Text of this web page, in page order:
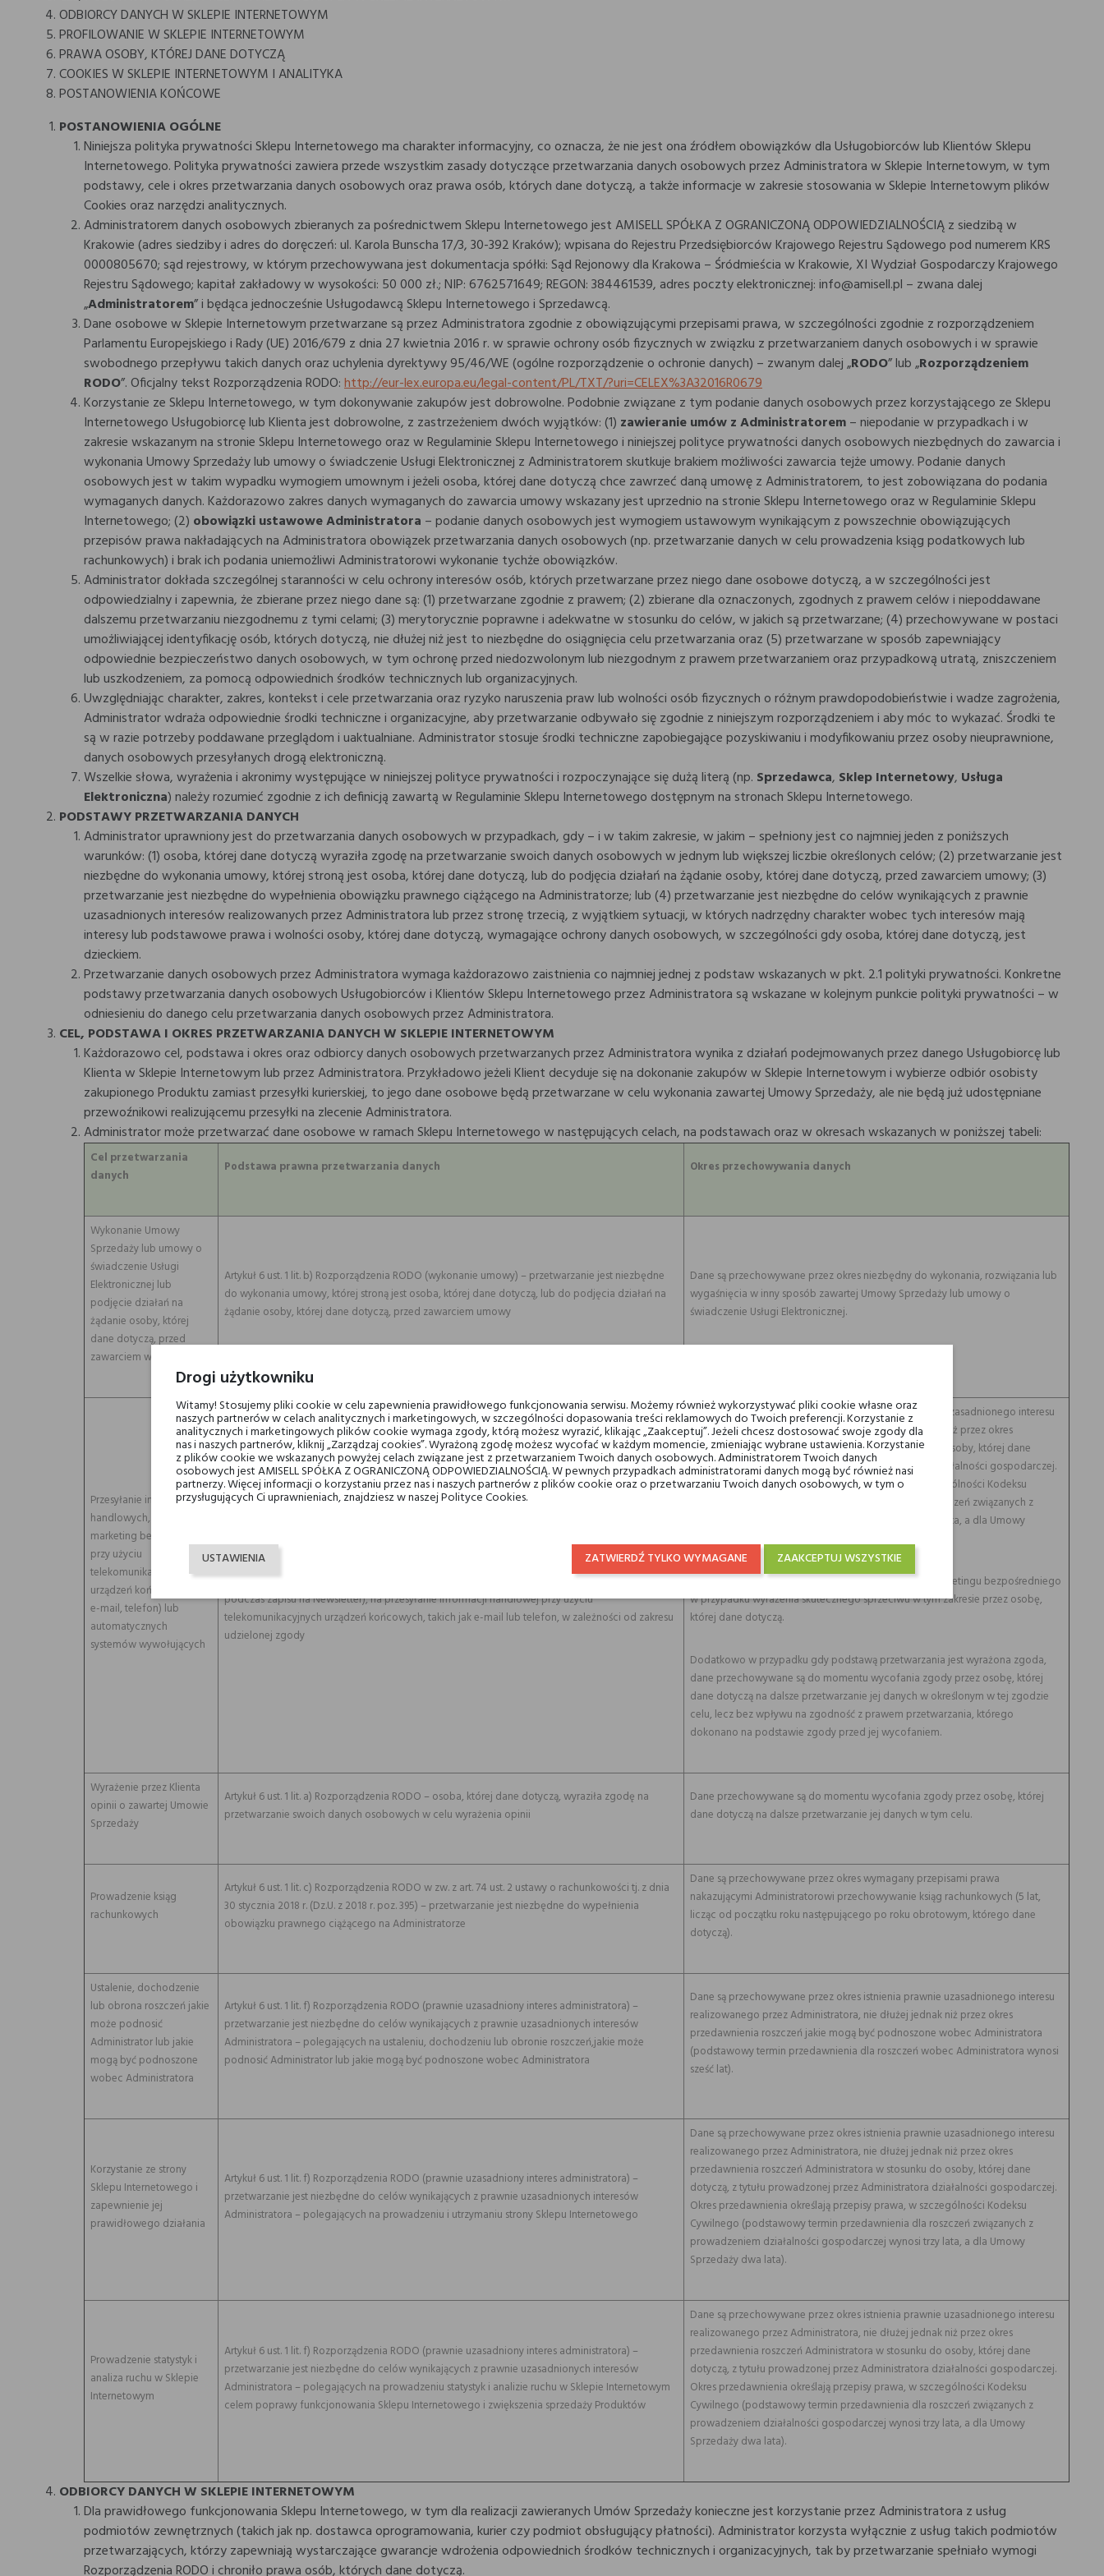
ODBIORCY DANYCH W SKLEPIE INTERNETOWYM
PROFILOWANIE W SKLEPIE INTERNETOWYM
PRAWA OSOBY, KTÓREJ DANE DOTYCZĄ
COOKIES W SKLEPIE INTERNETOWYM I ANALITYKA
POSTANOWIENIA KOŃCOWE
POSTANOWIENIA OGÓLNE
Niniejsza polityka prywatności Sklepu Internetowego ma charakter informacyjny, co oznacza, że nie jest ona źródłem obowiązków dla Usługobiorców lub Klientów Sklepu
Internetowego. Polityka prywatności zawiera przede wszystkim zasady dotyczące przetwarzania danych osobowych przez Administratora w Sklepie Internetowym, w tym
podstawy, cele i okres przetwarzania danych osobowych oraz prawa osób, których dane dotyczą, a także informacje w zakresie stosowania w Sklepie Internetowym plików
Cookies oraz narzędzi analitycznych.
Administratorem danych osobowych zbieranych za pośrednictwem Sklepu Internetowego jest AMISELL SPÓŁKA Z OGRANICZONĄ ODPOWIEDZIALNOŚCIĄ z siedzibą w
Krakowie (adres siedziby i adres do doręczeń: ul. Karola Bunscha 17/3, 30-392 Kraków); wpisana do Rejestru Przedsiębiorców Krajowego Rejestru Sądowego pod numerem KRS
0000805670; sąd rejestrowy, w którym przechowywana jest dokumentacja spółki: Sąd Rejonowy dla Krakowa – Śródmieścia w Krakowie, XI Wydział Gospodarczy Krajowego
Rejestru Sądowego; kapitał zakładowy w wysokości: 50 000 zł.; NIP: 6762571649; REGON: 384461539, adres poczty elektronicznej: info@amisell.pl – zwana dalej
„Administratorem” i będąca jednocześnie Usługodawcą Sklepu Internetowego i Sprzedawcą.
Dane osobowe w Sklepie Internetowym przetwarzane są przez Administratora zgodnie z obowiązującymi przepisami prawa, w szczególności zgodnie z rozporządzeniem
Parlamentu Europejskiego i Rady (UE) 2016/679 z dnia 27 kwietnia 2016 r. w sprawie ochrony osób fizycznych w związku z przetwarzaniem danych osobowych i w sprawie
swobodnego przepływu takich danych oraz uchylenia dyrektywy 95/46/WE (ogólne rozporządzenie o ochronie danych) – zwanym dalej „RODO” lub „Rozporządzeniem
RODO”. Oficjalny tekst Rozporządzenia RODO:http://eur-lex.europa.eu/legal-content/PL/TXT/?uri=CELEX%3A32016R0679
Korzystanie ze Sklepu Internetowego, w tym dokonywanie zakupów jest dobrowolne. Podobnie związane z tym podanie danych osobowych przez korzystającego ze Sklepu
Internetowego Usługobiorcę lub Klienta jest dobrowolne, z zastrzeżeniem dwóch wyjątków: (1) zawieranie umów z Administratorem– niepodanie w przypadkach i w
zakresie wskazanym na stronie Sklepu Internetowego oraz w Regulaminie Sklepu Internetowego i niniejszej polityce prywatności danych osobowych niezbędnych do zawarcia i
wykonania Umowy Sprzedaży lub umowy o świadczenie Usługi Elektronicznej z Administratorem skutkuje brakiem możliwości zawarcia tejże umowy. Podanie danych
osobowych jest w takim wypadku wymogiem umownym i jeżeli osoba, której dane dotyczą chce zawrzeć daną umowę z Administratorem, to jest zobowiązana do podania
wymaganych danych. Każdorazowo zakres danych wymaganych do zawarcia umowy wskazany jest uprzednio na stronie Sklepu Internetowego oraz w Regulaminie Sklepu
Internetowego; (2) obowiązki ustawowe Administratora – podanie danych osobowych jest wymogiem ustawowym wynikającym z powszechnie obowiązujących
przepisów prawa nakładających na Administratora obowiązek przetwarzania danych osobowych (np. przetwarzanie danych w celu prowadzenia ksiąg podatkowych lub
rachunkowych) i brak ich podania uniemożliwi Administratorowi wykonanie tychże obowiązków.
Administrator dokłada szczególnej staranności w celu ochrony interesów osób, których przetwarzane przez niego dane osobowe dotyczą, a w szczególności jest
odpowiedzialny i zapewnia, że zbierane przez niego dane są: (1) przetwarzane zgodnie z prawem; (2) zbierane dla oznaczonych, zgodnych z prawem celów i niepoddawane
dalszemu przetwarzaniu niezgodnemu z tymi celami; (3) merytorycznie poprawne i adekwatne w stosunku do celów, w jakich są przetwarzane; (4) przechowywane w postaci
umożliwiającej identyfikację osób, których dotyczą, nie dłużej niż jest to niezbędne do osiągnięcia celu przetwarzania oraz (5) przetwarzane w sposób zapewniający
odpowiednie bezpieczeństwo danych osobowych, w tym ochronę przed niedozwolonym lub niezgodnym z prawem przetwarzaniem oraz przypadkową utratą, zniszczeniem
lub uszkodzeniem, za pomocą odpowiednich środków technicznych lub organizacyjnych.
Uwzględniając charakter, zakres, kontekst i cele przetwarzania oraz ryzyko naruszenia praw lub wolności osób fizycznych o różnym prawdopodobieństwie i wadze zagrożenia,
Administrator wdraża odpowiednie środki techniczne i organizacyjne, aby przetwarzanie odbywało się zgodnie z niniejszym rozporządzeniem i aby móc to wykazać. Środki te
są w razie potrzeby poddawane przeglądom i uaktualniane. Administrator stosuje środki techniczne zapobiegające pozyskiwaniu i modyfikowaniu przez osoby nieuprawnione,
danych osobowych przesyłanych drogą elektroniczną.
Wszelkie słowa, wyrażenia i akronimy występujące w niniejszej polityce prywatności i rozpoczynające się dużą literą (np. Sprzedawca, Sklep Internetowy, Usługa
Elektroniczna) należy rozumieć zgodnie z ich definicją zawartą w Regulaminie Sklepu Internetowego dostępnym na stronach Sklepu Internetowego.
PODSTAWY PRZETWARZANIA DANYCH
Administrator uprawniony jest do przetwarzania danych osobowych w przypadkach, gdy – i w takim zakresie, w jakim – spełniony jest co najmniej jeden z poniższych
warunków: (1) osoba, której dane dotyczą wyraziła zgodę na przetwarzanie swoich danych osobowych w jednym lub większej liczbie określonych celów; (2) przetwarzanie jest
niezbędne do wykonania umowy, której stroną jest osoba, której dane dotyczą, lub do podjęcia działań na żądanie osoby, której dane dotyczą, przed zawarciem umowy; (3)
przetwarzanie jest niezbędne do wypełnienia obowiązku prawnego ciążącego na Administratorze; lub (4) przetwarzanie jest niezbędne do celów wynikających z prawnie
uzasadnionych interesów realizowanych przez Administratora lub przez stronę trzecią, z wyjątkiem sytuacji, w których nadrzędny charakter wobec tych interesów mają
interesy lub podstawowe prawa i wolności osoby, której dane dotyczą, wymagające ochrony danych osobowych, w szczególności gdy osoba, której dane dotyczą, jest
dzieckiem.
Przetwarzanie danych osobowych przez Administratora wymaga każdorazowo zaistnienia co najmniej jednej z podstaw wskazanych w pkt. 2.1 polityki prywatności. Konkretne
podstawy przetwarzania danych osobowych Usługobiorców i Klientów Sklepu Internetowego przez Administratora są wskazane w kolejnym punkcie polityki prywatności – w
odniesieniu do danego celu przetwarzania danych osobowych przez Administratora.
CEL, PODSTAWA I OKRES PRZETWARZANIA DANYCH W SKLEPIE INTERNETOWYM
Każdorazowo cel, podstawa i okres oraz odbiorcy danych osobowych przetwarzanych przez Administratora wynika z działań podejmowanych przez danego Usługobiorcę lub
Klienta w Sklepie Internetowym lub przez Administratora. Przykładowo jeżeli Klient decyduje się na dokonanie zakupów w Sklepie Internetowym i wybierze odbiór osobisty
zakupionego Produktu zamiast przesyłki kurierskiej, to jego dane osobowe będą przetwarzane w celu wykonania zawartej Umowy Sprzedaży, ale nie będą już udostępniane
przewoźnikowi realizującemu przesyłki na zlecenie Administratora.
Administrator może przetwarzać dane osobowe w ramach Sklepu Internetowego w następujących celach, na podstawach oraz w okresach wskazanych w poniższej tabeli:
Cel przetwarzania
danych
Podstawa prawna przetwarzania danych Okres przechowywania danych
Wykonanie Umowy
Sprzedaży lub umowy o
świadczenie Usługi
Elektronicznej lub
podjęcie działań na
żądanie osoby, której
dane dotyczą, przed
zawarciem w/w umów
Artykuł 6 ust. 1 lit. b) Rozporządzenia RODO (wykonanie umowy) – przetwarzanie jest niezbędne
do wykonania umowy, której stroną jest osoba, której dane dotyczą, lub do podjęcia działań na
żądanie osoby, której dane dotyczą, przed zawarciem umowy
Dane są przechowywane przez okres niezbędny do wykonania, rozwiązania lub
wygaśnięcia w inny sposób zawartej Umowy Sprzedaży lub umowy o
świadczenie Usługi Elektronicznej.
Przesyłanie informacji
handlowych, w tym
marketing bezpośredni,
przy użyciu
telekomunikacyjnych
urządzeń końcowych (np.
e-mail, telefon) lub
automatycznych
systemów wywołujących
Artykuł 6 ust. 1 lit. f) Rozporządzenia RODO (prawnie uzasadniony interes administratora) –
Administratora, do jakich należy marketing bezpośredni – polegający na dbaniu o interesy i dobry
wizerunek Administratora, jego Sklepu Internetowego oraz dążeniu do sprzedaży Produktów – na
przykład w związku z wyrażeniem uprzedniej zgody przez osobę, której dane dotyczą (np.
podczas zapisu na Newsletter), na przesyłanie informacji handlowej przy użyciu
telekomunikacyjnych urządzeń końcowych, takich jak e-mail lub telefon, w zależności od zakresu
udzielonej zgody
Dane są przechowywane przez okres istnienia prawnie uzasadnionego interesu
realizowanego przez Administratora, nie dłużej jednak niż przez okres
przedawnienia roszczeń Administratora w stosunku do osoby, której dane
dotyczą, z tytułu prowadzonej przez Administratora działalności gospodarczej.
Okres przedawnienia określają przepisy prawa, w szczególności Kodeksu
Cywilnego (podstawowy termin przedawnienia dla roszczeń związanych z
prowadzeniem działalności gospodarczej wynosi trzy lata, a dla Umowy
Administrator nie może przetwarzać danych w celu marketingu bezpośredniego
w przypadku wyrażenia skutecznego sprzeciwu w tym zakresie przez osobę,
której dane dotyczą.
Dodatkowo w przypadku gdy podstawą przetwarzania jest wyrażona zgoda,
dane przechowywane są do momentu wycofania zgody przez osobę, której
dane dotyczą na dalsze przetwarzanie jej danych w określonym w tej zgodzie
celu, lecz bez wpływu na zgodność z prawem przetwarzania, którego
dokonano na podstawie zgody przed jej wycofaniem.
Wyrażenie przez Klienta
opinii o zawartej Umowie
Sprzedaży
Artykuł 6 ust. 1 lit. a) Rozporządzenia RODO – osoba, której dane dotyczą, wyraziła zgodę na
przetwarzanie swoich danych osobowych w celu wyrażenia opinii
Dane przechowywane są do momentu wycofania zgody przez osobę, której
dane dotyczą na dalsze przetwarzanie jej danych w tym celu.
Prowadzenie ksiąg
rachunkowych
Artykuł 6 ust. 1 lit. c) Rozporządzenia RODO w zw. z art. 74 ust. 2 ustawy o rachunkowości tj. z dnia
30 stycznia 2018 r. (Dz.U. z 2018 r. poz. 395) – przetwarzanie jest niezbędne do wypełnienia
obowiązku prawnego ciążącego na Administratorze
Dane są przechowywane przez okres wymagany przepisami prawa
nakazującymi Administratorowi przechowywanie ksiąg rachunkowych (5 lat,
licząc od początku roku następującego po roku obrotowym, którego dane
dotyczą).
Ustalenie, dochodzenie
lub obrona roszczeń jakie
może podnosić
Administrator lub jakie
mogą być podnoszone
wobec Administratora
Artykuł 6 ust. 1 lit. f) Rozporządzenia RODO (prawnie uzasadniony interes administratora) –
przetwarzanie jest niezbędne do celów wynikających z prawnie uzasadnionych interesów
Administratora – polegających na ustaleniu, dochodzeniu lub obronie roszczeń,jakie może
podnosić Administrator lub jakie mogą być podnoszone wobec Administratora
Dane są przechowywane przez okres istnienia prawnie uzasadnionego interesu
realizowanego przez Administratora, nie dłużej jednak niż przez okres
przedawnienia roszczeń jakie mogą być podnoszone wobec Administratora
(podstawowy termin przedawnienia dla roszczeń wobec Administratora wynosi
sześć lat).
Korzystanie ze strony
Sklepu Internetowego i
zapewnienie jej
prawidłowego działania
Artykuł 6 ust. 1 lit. f) Rozporządzenia RODO (prawnie uzasadniony interes administratora) –
przetwarzanie jest niezbędne do celów wynikających z prawnie uzasadnionych interesów
Administratora – polegających na prowadzeniu i utrzymaniu strony Sklepu Internetowego
Dane są przechowywane przez okres istnienia prawnie uzasadnionego interesu
realizowanego przez Administratora, nie dłużej jednak niż przez okres
przedawnienia roszczeń Administratora w stosunku do osoby, której dane
dotyczą, z tytułu prowadzonej przez Administratora działalności gospodarczej.
Okres przedawnienia określają przepisy prawa, w szczególności Kodeksu
Cywilnego (podstawowy termin przedawnienia dla roszczeń związanych z
prowadzeniem działalności gospodarczej wynosi trzy lata, a dla Umowy
Sprzedaży dwa lata).
Prowadzenie statystyk i
analiza ruchu w Sklepie
Internetowym
Artykuł 6 ust. 1 lit. f) Rozporządzenia RODO (prawnie uzasadniony interes administratora) –
przetwarzanie jest niezbędne do celów wynikających z prawnie uzasadnionych interesów
Administratora – polegających na prowadzeniu statystyk i analizie ruchu w Sklepie Internetowym
celem poprawy funkcjonowania Sklepu Internetowego i zwiększenia sprzedaży Produktów
Dane są przechowywane przez okres istnienia prawnie uzasadnionego interesu
realizowanego przez Administratora, nie dłużej jednak niż przez okres
przedawnienia roszczeń Administratora w stosunku do osoby, której dane
dotyczą, z tytułu prowadzonej przez Administratora działalności gospodarczej.
Okres przedawnienia określają przepisy prawa, w szczególności Kodeksu
Cywilnego (podstawowy termin przedawnienia dla roszczeń związanych z
prowadzeniem działalności gospodarczej wynosi trzy lata, a dla Umowy
Sprzedaży dwa lata).
ODBIORCY DANYCH W SKLEPIE INTERNETOWYM
Dla prawidłowego funkcjonowania Sklepu Internetowego, w tym dla realizacji zawieranych Umów Sprzedaży konieczne jest korzystanie przez Administratora z usług
podmiotów zewnętrznych (takich jak np. dostawca oprogramowania, kurier czy podmiot obsługujący płatności). Administrator korzysta wyłącznie z usług takich podmiotów
przetwarzających, którzy zapewniają wystarczające gwarancje wdrożenia odpowiednich środków technicznych i organizacyjnych, tak by przetwarzanie spełniało wymogi
Rozporządzenia RODO i chroniło prawa osób, których dane dotyczą.
Drogi użytkowniku
Witamy! Stosujemy pliki cookie w celu zapewnienia prawidłowego funkcjonowania serwisu. Możemy również wykorzystywać pliki cookie własne oraz
naszych partnerów w celach analitycznych i marketingowych, w szczególności dopasowania treści reklamowych do Twoich preferencji. Korzystanie z
analitycznych i marketingowych plików cookie wymaga zgody, którą możesz wyrazić, klikając „Zaakceptuj”. Jeżeli chcesz dostosować swoje zgody dla
nas i naszych partnerów, kliknij „Zarządzaj cookies”. Wyrażoną zgodę możesz wycofać w każdym momencie, zmieniając wybrane ustawienia. Korzystanie
z plików cookie we wskazanych powyżej celach związane jest z przetwarzaniem Twoich danych osobowych. Administratorem Twoich danych
osobowych jest AMISELL SPÓŁKA Z OGRANICZONĄ ODPOWIEDZIALNOŚCIĄ. W pewnych przypadkach administratorami danych mogą być również nasi
partnerzy. Więcej informacji o korzystaniu przez nas i naszych partnerów z plików cookie oraz o przetwarzaniu Twoich danych osobowych, w tym o
przysługujących Ci uprawnieniach, znajdziesz w naszej Polityce Cookies.
USTAWIENIA ZAAKCEPTUJ WSZYSTKIE
ZATWIERDŹ TYLKO WYMAGANE